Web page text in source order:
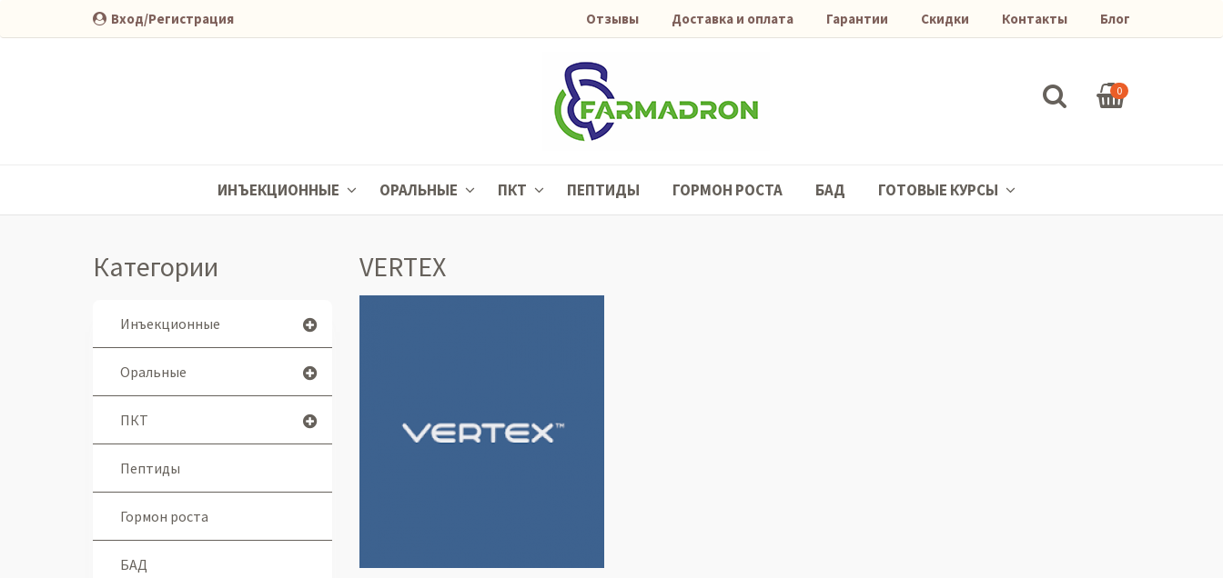
Вход/Регистрация Отзывы Доставка и оплата Гарантии Скидки Контакты Блог
0
ИНЪЕКЦИОННЫЕ ОРАЛЬНЫЕ ПКТ ПЕПТИДЫ ГОРМОН РОСТА БАД ГОТОВЫЕ КУРСЫ
VERTEX
Категории
Инъекционные
Оральные
ПКТ
Пептиды
Гормон роста
БАД